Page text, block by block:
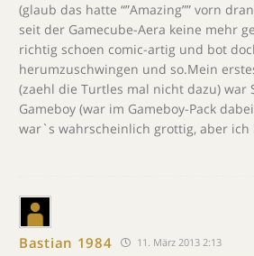
(glaub das hatte “”Amazing”” vorn
seit der Gamecube-Aera keine mehr
richtig schoen comic-artig und bot
herumzuschwingen und so.Mein
(zaehl die Turtles mal nicht dazu) war
Gameboy (war im Gameboy-Pack
war`s wahrscheinlich grottig, aber ich
Bastian 1984 11. März 2013 2:13